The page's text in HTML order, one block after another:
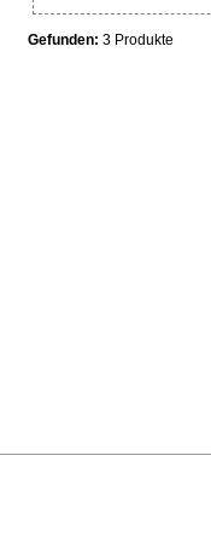
Gefunden: 3 Produkte